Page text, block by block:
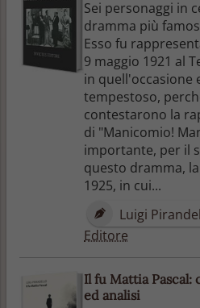
Sei personaggi in
dramma più
Esso fu
9 maggio 1921 al
in quell'occasione
tempestoso,
contestarono la
di "Manicomio!
importante, per il
questo dramma,
1925, in cui...
Luigi
Editore
Il fu Mattia Pascal:
ed analisi